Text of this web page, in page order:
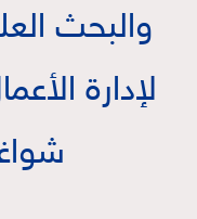
والبحث